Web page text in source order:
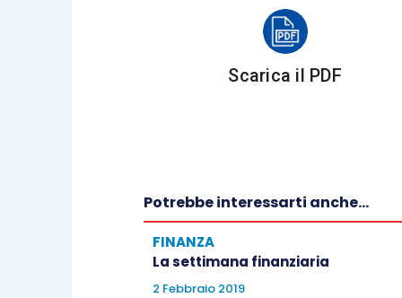
Scarica il PDF
Potrebbe interessarti anche...
FINANZA
La settimana finanziaria
2 Febbraio 2019